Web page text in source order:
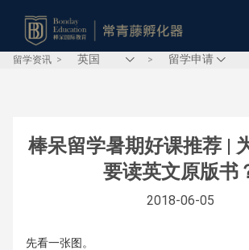
留学资讯 > >
棒呆留学暑期好课推荐 |
要读英文原版书
2018-06-05
先看一张图。